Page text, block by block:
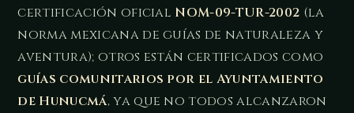
certificación oficial NOM-09-TUR-2002 (la
norma mexicana de guías de naturaleza y
aventura); otros están certificados como
guías comunitarios por el Ayuntamiento
de Hunucmá, ya que no todos alcanzaron